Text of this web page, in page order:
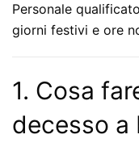
Personale
giorni festivi e ore
1. Cosa
decesso a